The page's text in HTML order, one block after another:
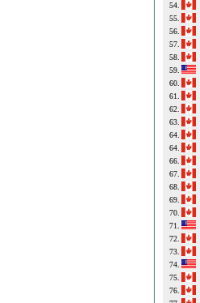
54.
55.
56.
57.
58.
59.
60.
61.
62.
63.
64.
64.
66.
67.
68.
69.
70.
71.
72.
73.
74.
75.
76.